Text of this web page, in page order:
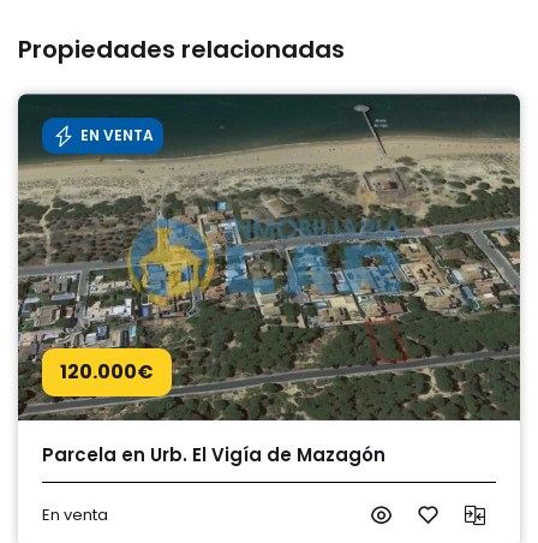
Propiedades relacionadas
EN VENTA
120.000€
Parcela en Urb. El Vigía de Mazagón
En venta